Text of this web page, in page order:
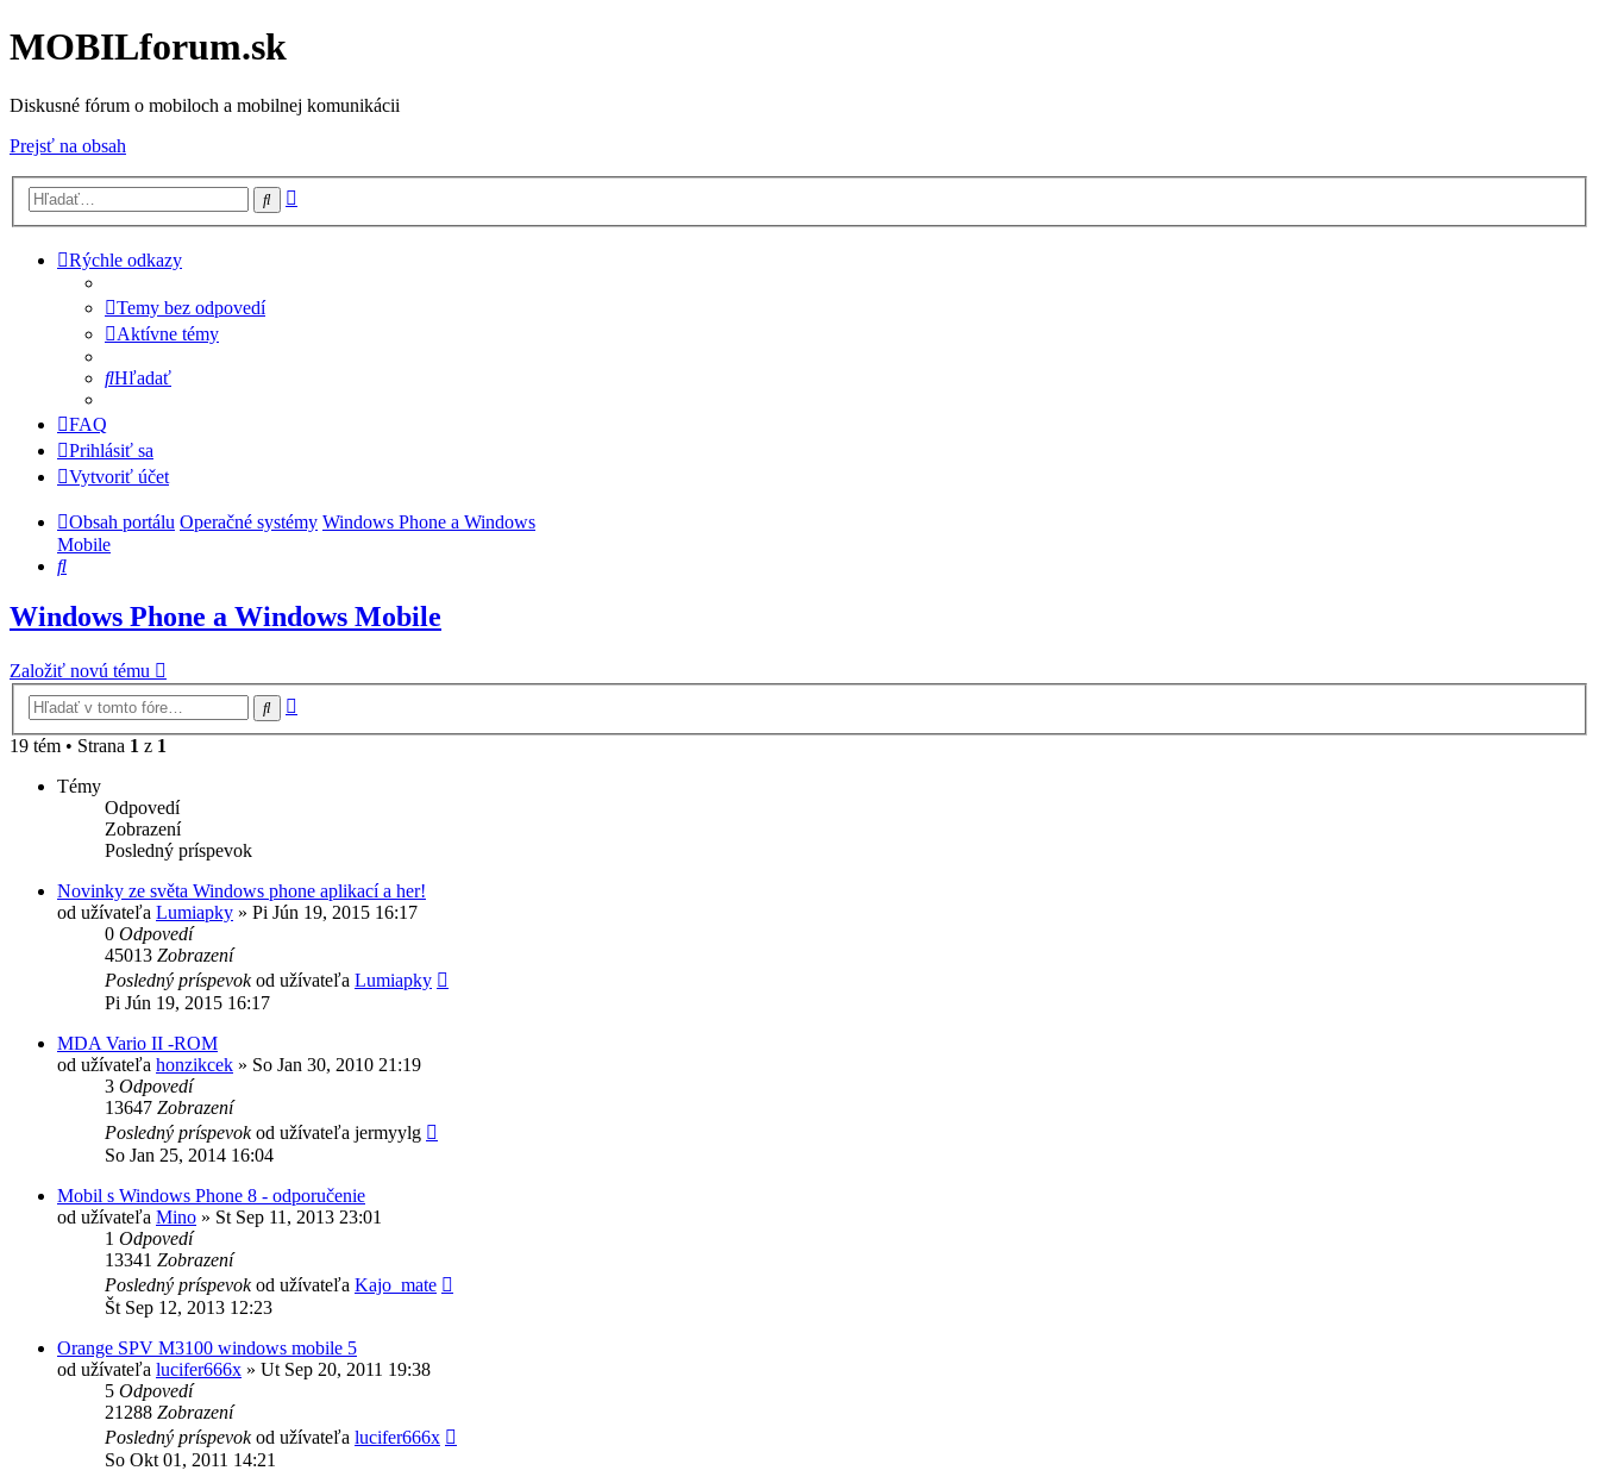
MOBILforum.sk
Diskusné fórum o mobiloch a mobilnej komunikácii
Prejsť na obsah
Hľadať
Rýchle odkazy
Temy bez odpovedí
Aktívne témy
Hľadať
FAQ
Prihlásiť sa
Vytvoriť účet
Obsah portálu Operačné systémy Windows Phone a Windows
Mobile
Hľadať
Windows Phone a Windows Mobile
Založiť novú tému
Hľadať
19 tém • Strana 1 z 1
Témy
Odpovedí
Zobrazení
Posledný príspevok
Novinky ze světa Windows phone aplikací a her!
od užívateľa Lumiapky » Pi Jún 19, 2015 16:17
0 Odpovedí
45013 Zobrazení
Posledný príspevokod užívateľa Lumiapky
Pi Jún 19, 2015 16:17
MDA Vario II -ROM
od užívateľa honzikcek » So Jan 30, 2010 21:19
3 Odpovedí
13647 Zobrazení
Posledný príspevokod užívateľa jermyylg
So Jan 25, 2014 16:04
Mobil s Windows Phone 8 - odporučenie
od užívateľa Mino » St Sep 11, 2013 23:01
1 Odpovedí
13341 Zobrazení
Posledný príspevokod užívateľa Kajo_mate
Št Sep 12, 2013 12:23
Orange SPV M3100 windows mobile 5
od užívateľa lucifer666x » Ut Sep 20, 2011 19:38
5 Odpovedí
21288 Zobrazení
Posledný príspevokod užívateľa lucifer666x
So Okt 01, 2011 14:21